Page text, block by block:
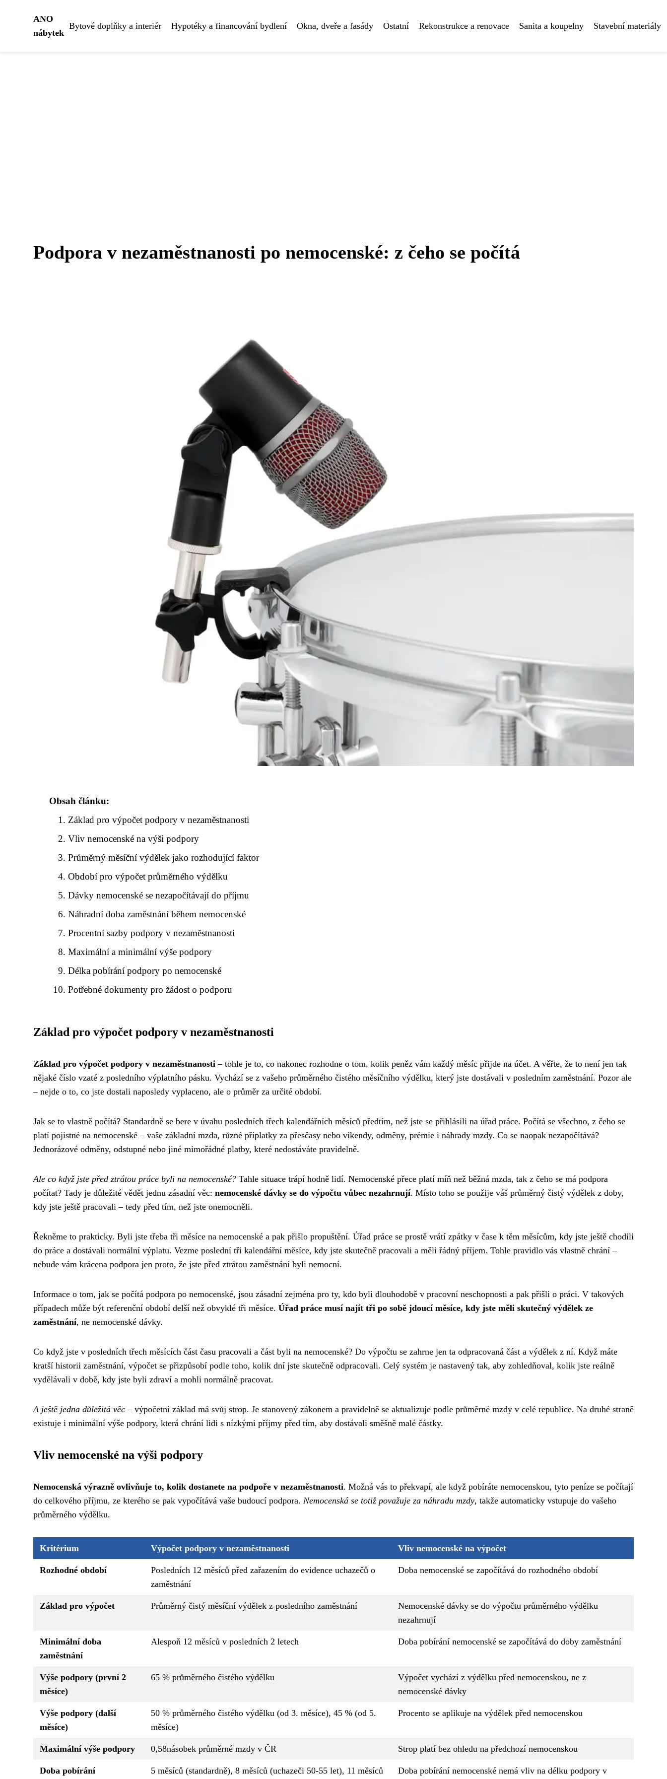
ANO
nábytek
Bytové doplňky a interiér Hypotéky a financování bydlení Okna, dveře a fasády Ostatní Rekonstrukce a renovace Sanita a koupelny Stavební materiály
Podpora v nezaměstnanosti po nemocenské: z čeho se počítá
Obsah článku:
Základ pro výpočet podpory v nezaměstnanosti
Vliv nemocenské na výši podpory
Průměrný měsíční výdělek jako rozhodující faktor
Období pro výpočet průměrného výdělku
Dávky nemocenské se nezapočítávají do příjmu
Náhradní doba zaměstnání během nemocenské
Procentní sazby podpory v nezaměstnanosti
Maximální a minimální výše podpory
Délka pobírání podpory po nemocenské
Potřebné dokumenty pro žádost o podporu
Základ pro výpočet podpory v nezaměstnanosti
Základ pro výpočet podpory v nezaměstnanosti – tohle je to, co nakonec rozhodne o tom, kolik peněz vám každý měsíc přijde na účet. A věřte, že to není jen tak
nějaké číslo vzaté z posledního výplatního pásku. Vychází se z vašeho průměrného čistého měsíčního výdělku, který jste dostávali v posledním zaměstnání. Pozor ale
– nejde o to, co jste dostali naposledy vyplaceno, ale o průměr za určité období.
Jak se to vlastně počítá? Standardně se bere v úvahu posledních třech kalendářních měsíců předtím, než jste se přihlásili na úřad práce. Počítá se všechno, z čeho se
platí pojistné na nemocenské – vaše základní mzda, různé příplatky za přesčasy nebo víkendy, odměny, prémie i náhrady mzdy. Co se naopak nezapočítává?
Jednorázové odměny, odstupné nebo jiné mimořádné platby, které nedostáváte pravidelně.
Ale co když jste před ztrátou práce byli na nemocenské? Tahle situace trápí hodně lidí. Nemocenské přece platí míň než běžná mzda, tak z čeho se má podpora
počítat? Tady je důležité vědět jednu zásadní věc: nemocenské dávky se do výpočtu vůbec nezahrnují. Místo toho se použije váš průměrný čistý výdělek z doby,
kdy jste ještě pracovali – tedy před tím, než jste onemocněli.
Řekněme to prakticky. Byli jste třeba tři měsíce na nemocenské a pak přišlo propuštění. Úřad práce se prostě vrátí zpátky v čase k těm měsícům, kdy jste ještě chodili
do práce a dostávali normální výplatu. Vezme poslední tři kalendářní měsíce, kdy jste skutečně pracovali a měli řádný příjem. Tohle pravidlo vás vlastně chrání –
nebude vám krácena podpora jen proto, že jste před ztrátou zaměstnání byli nemocní.
Informace o tom, jak se počítá podpora po nemocenské, jsou zásadní zejména pro ty, kdo byli dlouhodobě v pracovní neschopnosti a pak přišli o práci. V takových
případech může být referenční období delší než obvyklé tři měsíce. Úřad práce musí najít tři po sobě jdoucí měsíce, kdy jste měli skutečný výdělek ze
zaměstnání, ne nemocenské dávky.
Co když jste v posledních třech měsících část času pracovali a část byli na nemocenské? Do výpočtu se zahrne jen ta odpracovaná část a výdělek z ní. Když máte
kratší historii zaměstnání, výpočet se přizpůsobí podle toho, kolik dní jste skutečně odpracovali. Celý systém je nastavený tak, aby zohledňoval, kolik jste reálně
vydělávali v době, kdy jste byli zdraví a mohli normálně pracovat.
A ještě jedna důležitá věc – výpočetní základ má svůj strop. Je stanovený zákonem a pravidelně se aktualizuje podle průměrné mzdy v celé republice. Na druhé straně
existuje i minimální výše podpory, která chrání lidi s nízkými příjmy před tím, aby dostávali směšně malé částky.
Vliv nemocenské na výši podpory
Nemocenská výrazně ovlivňuje to, kolik dostanete na podpoře v nezaměstnanosti. Možná vás to překvapí, ale když pobíráte nemocenskou, tyto peníze se počítají
do celkového příjmu, ze kterého se pak vypočítává vaše budoucí podpora. Nemocenská se totiž považuje za náhradu mzdy, takže automaticky vstupuje do vašeho
průměrného výdělku.
Kritérium Výpočet podpory v nezaměstnanosti Vliv nemocenské na výpočet
Rozhodné období
Posledních 12 měsíců před zařazením do evidence uchazečů o
zaměstnání
Doba nemocenské se započítává do rozhodného období
Základ pro výpočet Průměrný čistý měsíční výdělek z posledního zaměstnání
Nemocenské dávky se do výpočtu průměrného výdělku
nezahrnují
Minimální doba
zaměstnání
Alespoň 12 měsíců v posledních 2 letech Doba pobírání nemocenské se započítává do doby zaměstnání
Výše podpory (první 2
měsíce)
65 % průměrného čistého výdělku
Výpočet vychází z výdělku před nemocenskou, ne z
nemocenské dávky
Výše podpory (další
měsíce)
50 % průměrného čistého výdělku (od 3. měsíce), 45 % (od 5.
měsíce)
Procento se aplikuje na výdělek před nemocenskou
Maximální výše podpory 0,58násobek průměrné mzdy v ČR Strop platí bez ohledu na předchozí nemocenskou
Doba pobírání 5 měsíců (standardně), 8 měsíců (uchazeči 50-55 let), 11 měsíců Doba pobírání nemocenské nemá vliv na délku podpory v